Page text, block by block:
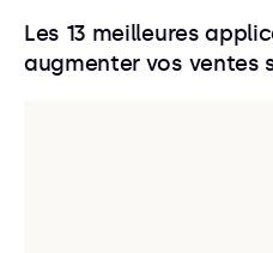
Les 13 meilleures
augmenter vos ventes